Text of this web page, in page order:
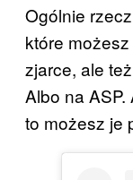
Ogólnie
które
zjarce, ale
Albo na ASP.
to możesz je